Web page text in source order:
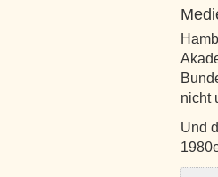
nicht
Und